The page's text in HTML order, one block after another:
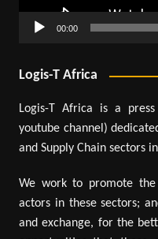
00:00
Logis-T Africa
Logis-T Africa is a
youtube channel)
and Supply Chain sectors
We work to promote
actors in these sectors;
and exchange, for the